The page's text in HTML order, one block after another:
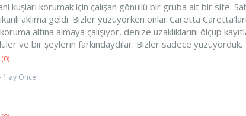
kuşları korumak için çalışan gönüllü bir gruba ait bir site.
aklıma geldi. Bizler yüzüyorken onlar Caretta
altına almaya çalışıyor, denize uzaklıklarını ölçüp
ve bir şeylerin farkındaydılar. Bizler sadece yüzüyorduk.
0)
1 ay Önce